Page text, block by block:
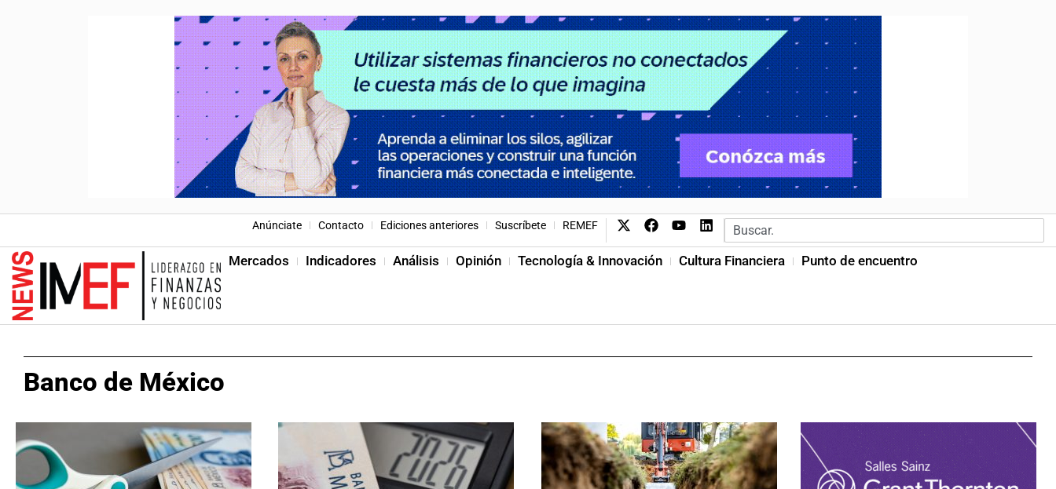
Anúnciate Contacto Ediciones anteriores Suscríbete REMEF
Mercados Indicadores Análisis Opinión Tecnología & Innovación Cultura Financiera Punto de encuentro
Banco de México